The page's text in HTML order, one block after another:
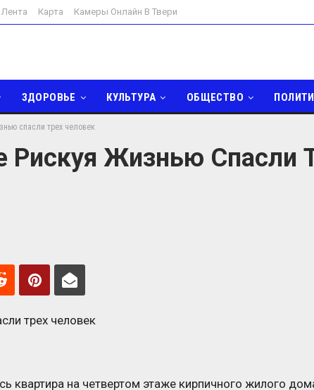
Лента Карта Камеры Онлайн В Твери
ЗДОРОВЬЕ КУЛЬТУРА ОБЩЕСТВО
ПОЭЗИЯ ДОМ И САД
спасли трех человек
Жизнью Спасли
квартира на четвертом этаже кирпичного жилого